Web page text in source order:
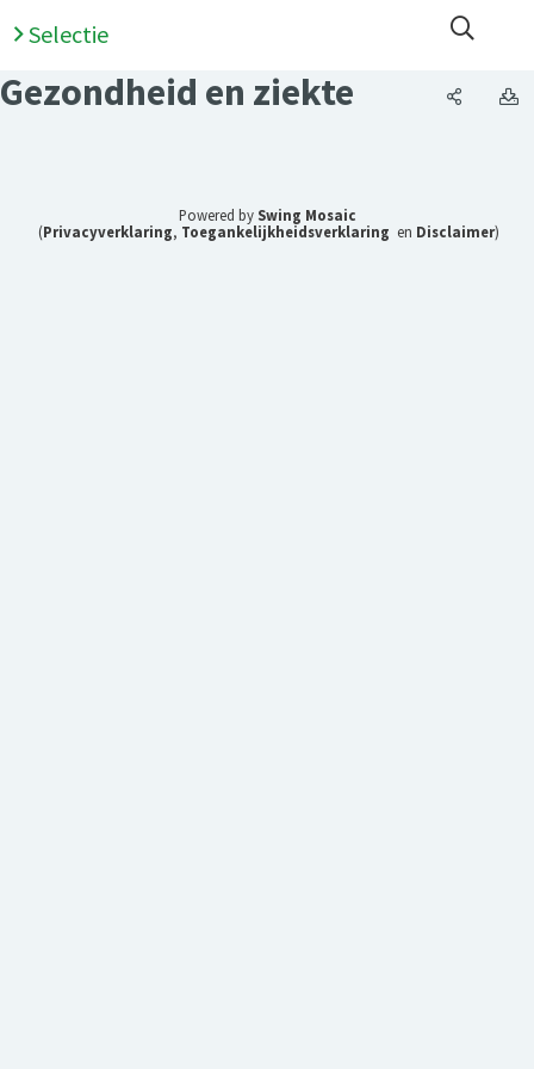
Selectie
Gezondheid en ziekte
Powered by Swing Mosaic
(Privacyverklaring, Toegankelijkheidsverklaring en Disclaimer)